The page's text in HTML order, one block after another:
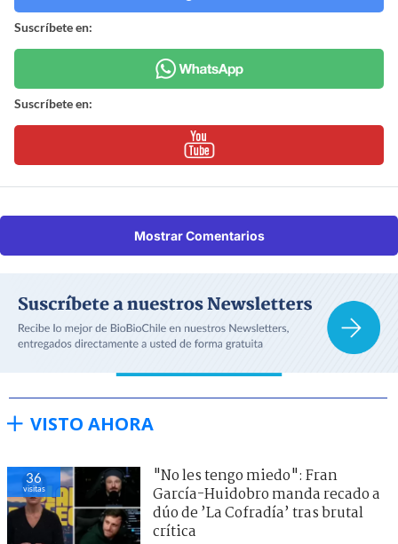
Suscríbete en:
Suscríbete en:
Mostrar Comentarios
VISTO AHORA
36
visitas
"No les tengo miedo": Fran
García-Huidobro manda recado a
dúo de ’La Cofradía’ tras brutal
crítica